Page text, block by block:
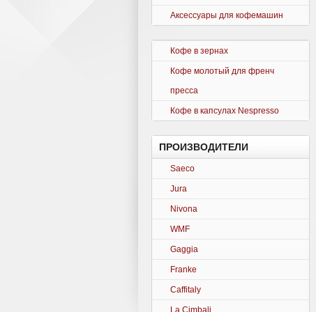
Аксессуары для кофемашин
Кофе в зернах
Кофе молотый для френч
пресса
Кофе в капсулах Nespresso
ПРОИЗВОДИТЕЛИ
Saeco
Jura
Nivona
WMF
Gaggia
Franke
Caffitaly
La Cimbali